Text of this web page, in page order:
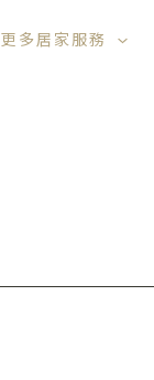
更多居家服務